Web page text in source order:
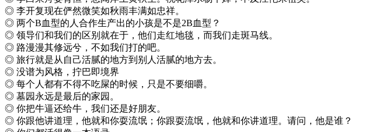
◎ 李开复现在俨然微笑如秋雨丰满如忠祥。
◎ 两个B血型的人合作生产出的小孩是不是2B血型？
◎ 领导们和我们的区别就在于，他们走红地毯，而我们走斑马线。
◎ 路漫漫其修远兮，不如我们打的吧。
◎ 旅行就是从自己活腻的地方到别人活腻的地方去。
◎ 没谱为风格，拧巴即境界
◎ 每个人都有不得不吃屎的时候，只是不要细嚼。
◎ 墓园永远是最后的家园。
◎ 你把牛逼还给牛，我们还是好朋友。
◎ 你跟他讲道理，他就和你耍流氓；你跟耍流氓，他就和你讲道理。请问，他是谁？